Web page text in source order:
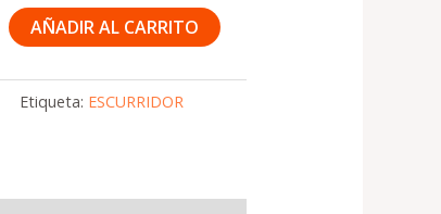
AÑADIR AL CARRITO
Etiqueta: ESCURRIDOR